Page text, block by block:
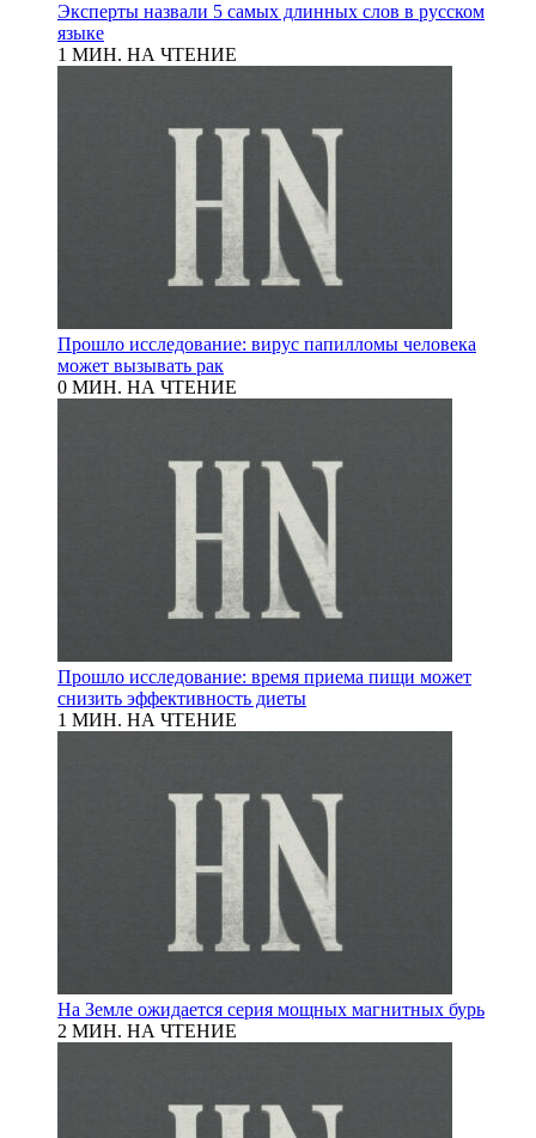
Эксперты назвали 5 самых длинных слов в русском
языке
1 МИН. НА ЧТЕНИЕ
Прошло исследование: вирус папилломы человека
может вызывать рак
0 МИН. НА ЧТЕНИЕ
Прошло исследование: время приема пищи может
снизить эффективность диеты
1 МИН. НА ЧТЕНИЕ
На Земле ожидается серия мощных магнитных бурь
2 МИН. НА ЧТЕНИЕ